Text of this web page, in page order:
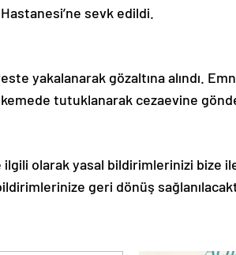
sevk edildi.
yakalanarak gözaltına alındı.
tutuklanarak cezaevine
olarak yasal bildirimlerinizi bize
geri dönüş